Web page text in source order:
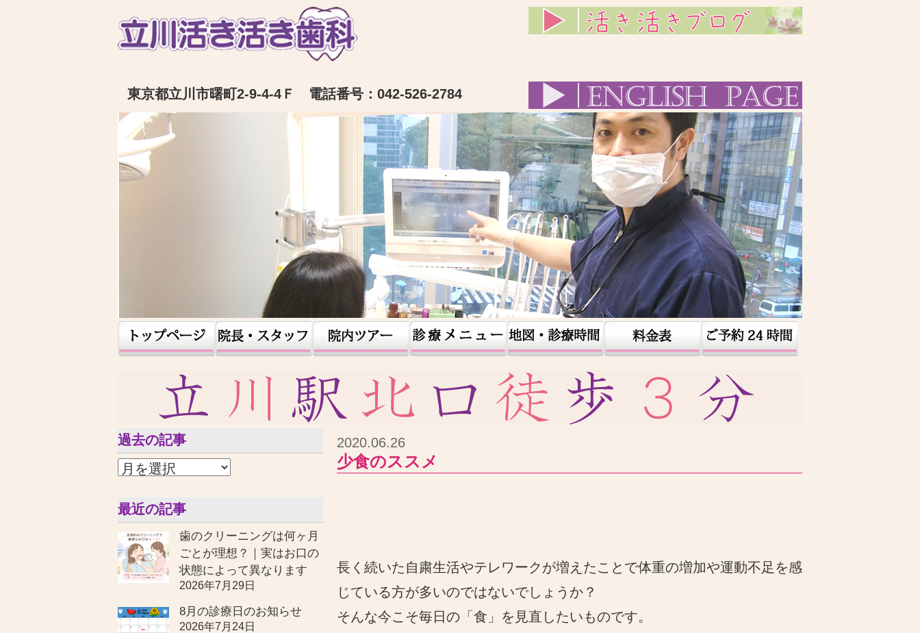
東京都立川市曙町2-9-4-4Ｆ 電話番号：042-526-2784
過去の記事
最近の記事
歯のクリーニングは何ヶ月
ごとが理想？｜実はお口の
状態によって異なります
2026年7月29日
8月の診療日のお知らせ
2026年7月24日
2020.06.26
少食のススメ
長く続いた自粛生活やテレワークが増えたことで体重の増加や運動不足を感
じている方が多いのではないでしょうか？
そんな今こそ毎日の「食」を見直したいものです。